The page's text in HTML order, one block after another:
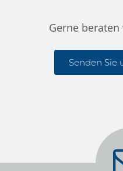
Gerne
Senden Sie